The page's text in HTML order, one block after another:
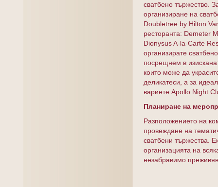
сватбено тържество.
организиране на
Doubletree by Hilton
ресторанта: Demeter
Dionysus A-la-Carte
организирате
посрещнем в
които може да
деликатеси, а за
вариете Apollo Night
Планиране на
Разположението на
провеждане на
сватбени тържества.
организацията на
незабравимо